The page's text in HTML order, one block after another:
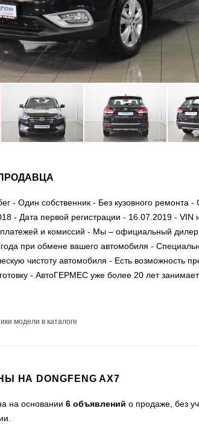
- Один собственник - Без кузовного ремонта
- Дата первой регистрации - 16.07.2019 -
платежей и комиссий - Мы – официальный
при обмене вашего автомобиля -
чистоту автомобиля - Есть возможность
- АвтоГЕРМЕС уже более 20 лет
модели в каталоге
НА DONGFENG AX7
на основании 6 объявлений о продаже, без